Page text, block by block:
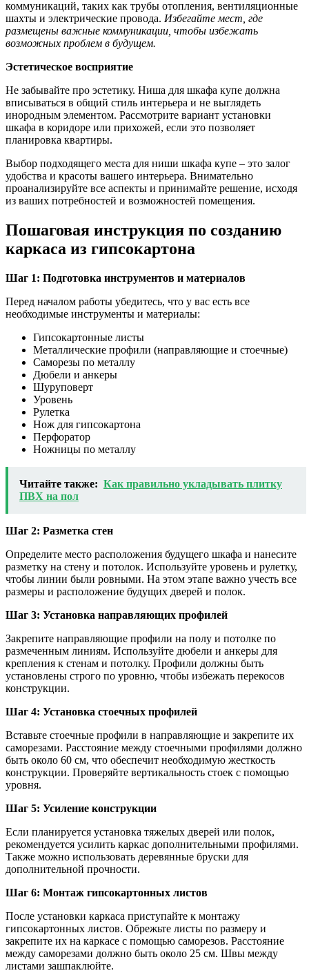
коммуникаций, таких как трубы отопления, вентиляционные
шахты и электрические провода. Избегайте мест, где
размещены важные коммуникации, чтобы избежать
возможных проблем в будущем.
Эстетическое восприятие
Не забывайте про эстетику. Ниша для шкафа купе должна
вписываться в общий стиль интерьера и не выглядеть
инородным элементом. Рассмотрите вариант установки
шкафа в коридоре или прихожей, если это позволяет
планировка квартиры.
Выбор подходящего места для ниши шкафа купе – это залог
удобства и красоты вашего интерьера. Внимательно
проанализируйте все аспекты и принимайте решение, исходя
из ваших потребностей и возможностей помещения.
Пошаговая инструкция по созданию
каркаса из гипсокартона
Шаг 1: Подготовка инструментов и материалов
Перед началом работы убедитесь, что у вас есть все
необходимые инструменты и материалы:
Гипсокартонные листы
Металлические профили (направляющие и стоечные)
Саморезы по металлу
Дюбели и анкеры
Шуруповерт
Уровень
Рулетка
Нож для гипсокартона
Перфоратор
Ножницы по металлу
Читайте также: Как правильно укладывать плитку
ПВХ на пол
Шаг 2: Разметка стен
Определите место расположения будущего шкафа и нанесите
разметку на стену и потолок. Используйте уровень и рулетку,
чтобы линии были ровными. На этом этапе важно учесть все
размеры и расположение будущих дверей и полок.
Шаг 3: Установка направляющих профилей
Закрепите направляющие профили на полу и потолке по
размеченным линиям. Используйте дюбели и анкеры для
крепления к стенам и потолку. Профили должны быть
установлены строго по уровню, чтобы избежать перекосов
конструкции.
Шаг 4: Установка стоечных профилей
Вставьте стоечные профили в направляющие и закрепите их
саморезами. Расстояние между стоечными профилями должно
быть около 60 см, что обеспечит необходимую жесткость
конструкции. Проверяйте вертикальность стоек с помощью
уровня.
Шаг 5: Усиление конструкции
Если планируется установка тяжелых дверей или полок,
рекомендуется усилить каркас дополнительными профилями.
Также можно использовать деревянные бруски для
дополнительной прочности.
Шаг 6: Монтаж гипсокартонных листов
После установки каркаса приступайте к монтажу
гипсокартонных листов. Обрежьте листы по размеру и
закрепите их на каркасе с помощью саморезов. Расстояние
между саморезами должно быть около 25 см. Швы между
листами зашпаклюйте.